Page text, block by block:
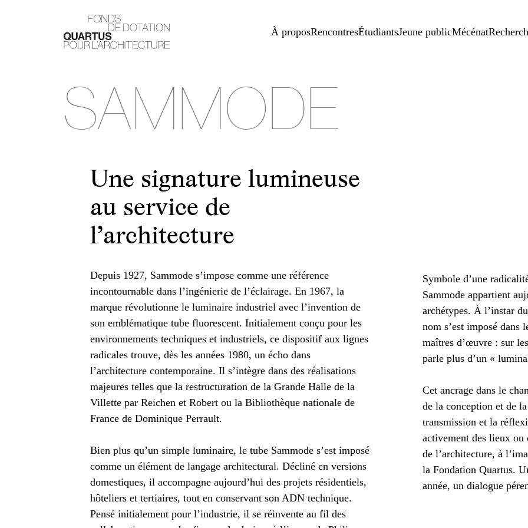
À proposRencontresÉtudiantsJeune publicMécénat
SAMMODE
Une signature lumineuse
au service de
l’architecture
Depuis 1927, Sammode s’impose comme une référence
incontournable dans l’ingénierie de l’éclairage. En 1967, la
marque révolutionne le luminaire industriel avec l’invention de
son emblématique tube fluorescent. Initialement conçu pour les
environnements techniques et industriels, ce dispositif aux lignes
radicales trouve, dès les années 1980, un écho dans
l’architecture contemporaine. Il s’intègre dans des réalisations
majeures telles que la restructuration de la Grande Halle de la
Villette par Reichen et Robert ou la Bibliothèque nationale de
France de Dominique Perrault.
Bien plus qu’un simple luminaire, le tube Sammode s’est imposé
comme un élément de langage architectural. Décliné en versions
domestiques, il accompagne aujourd’hui des projets résidentiels,
hôteliers et tertiaires, tout en conservant son ADN technique.
Pensé initialement pour l’industrie, il se réinvente au fil des
Symbole d’une
Sammode appartient
archétypes. À l’instar
nom s’est imposé dans
maîtres d’œuvre : sur
parle plus d’un «
Cet ancrage dans le
de la conception et de
transmission et la
activement des lieux ou
de l’architecture, à
la Fondation Quartus.
année, un dialogue